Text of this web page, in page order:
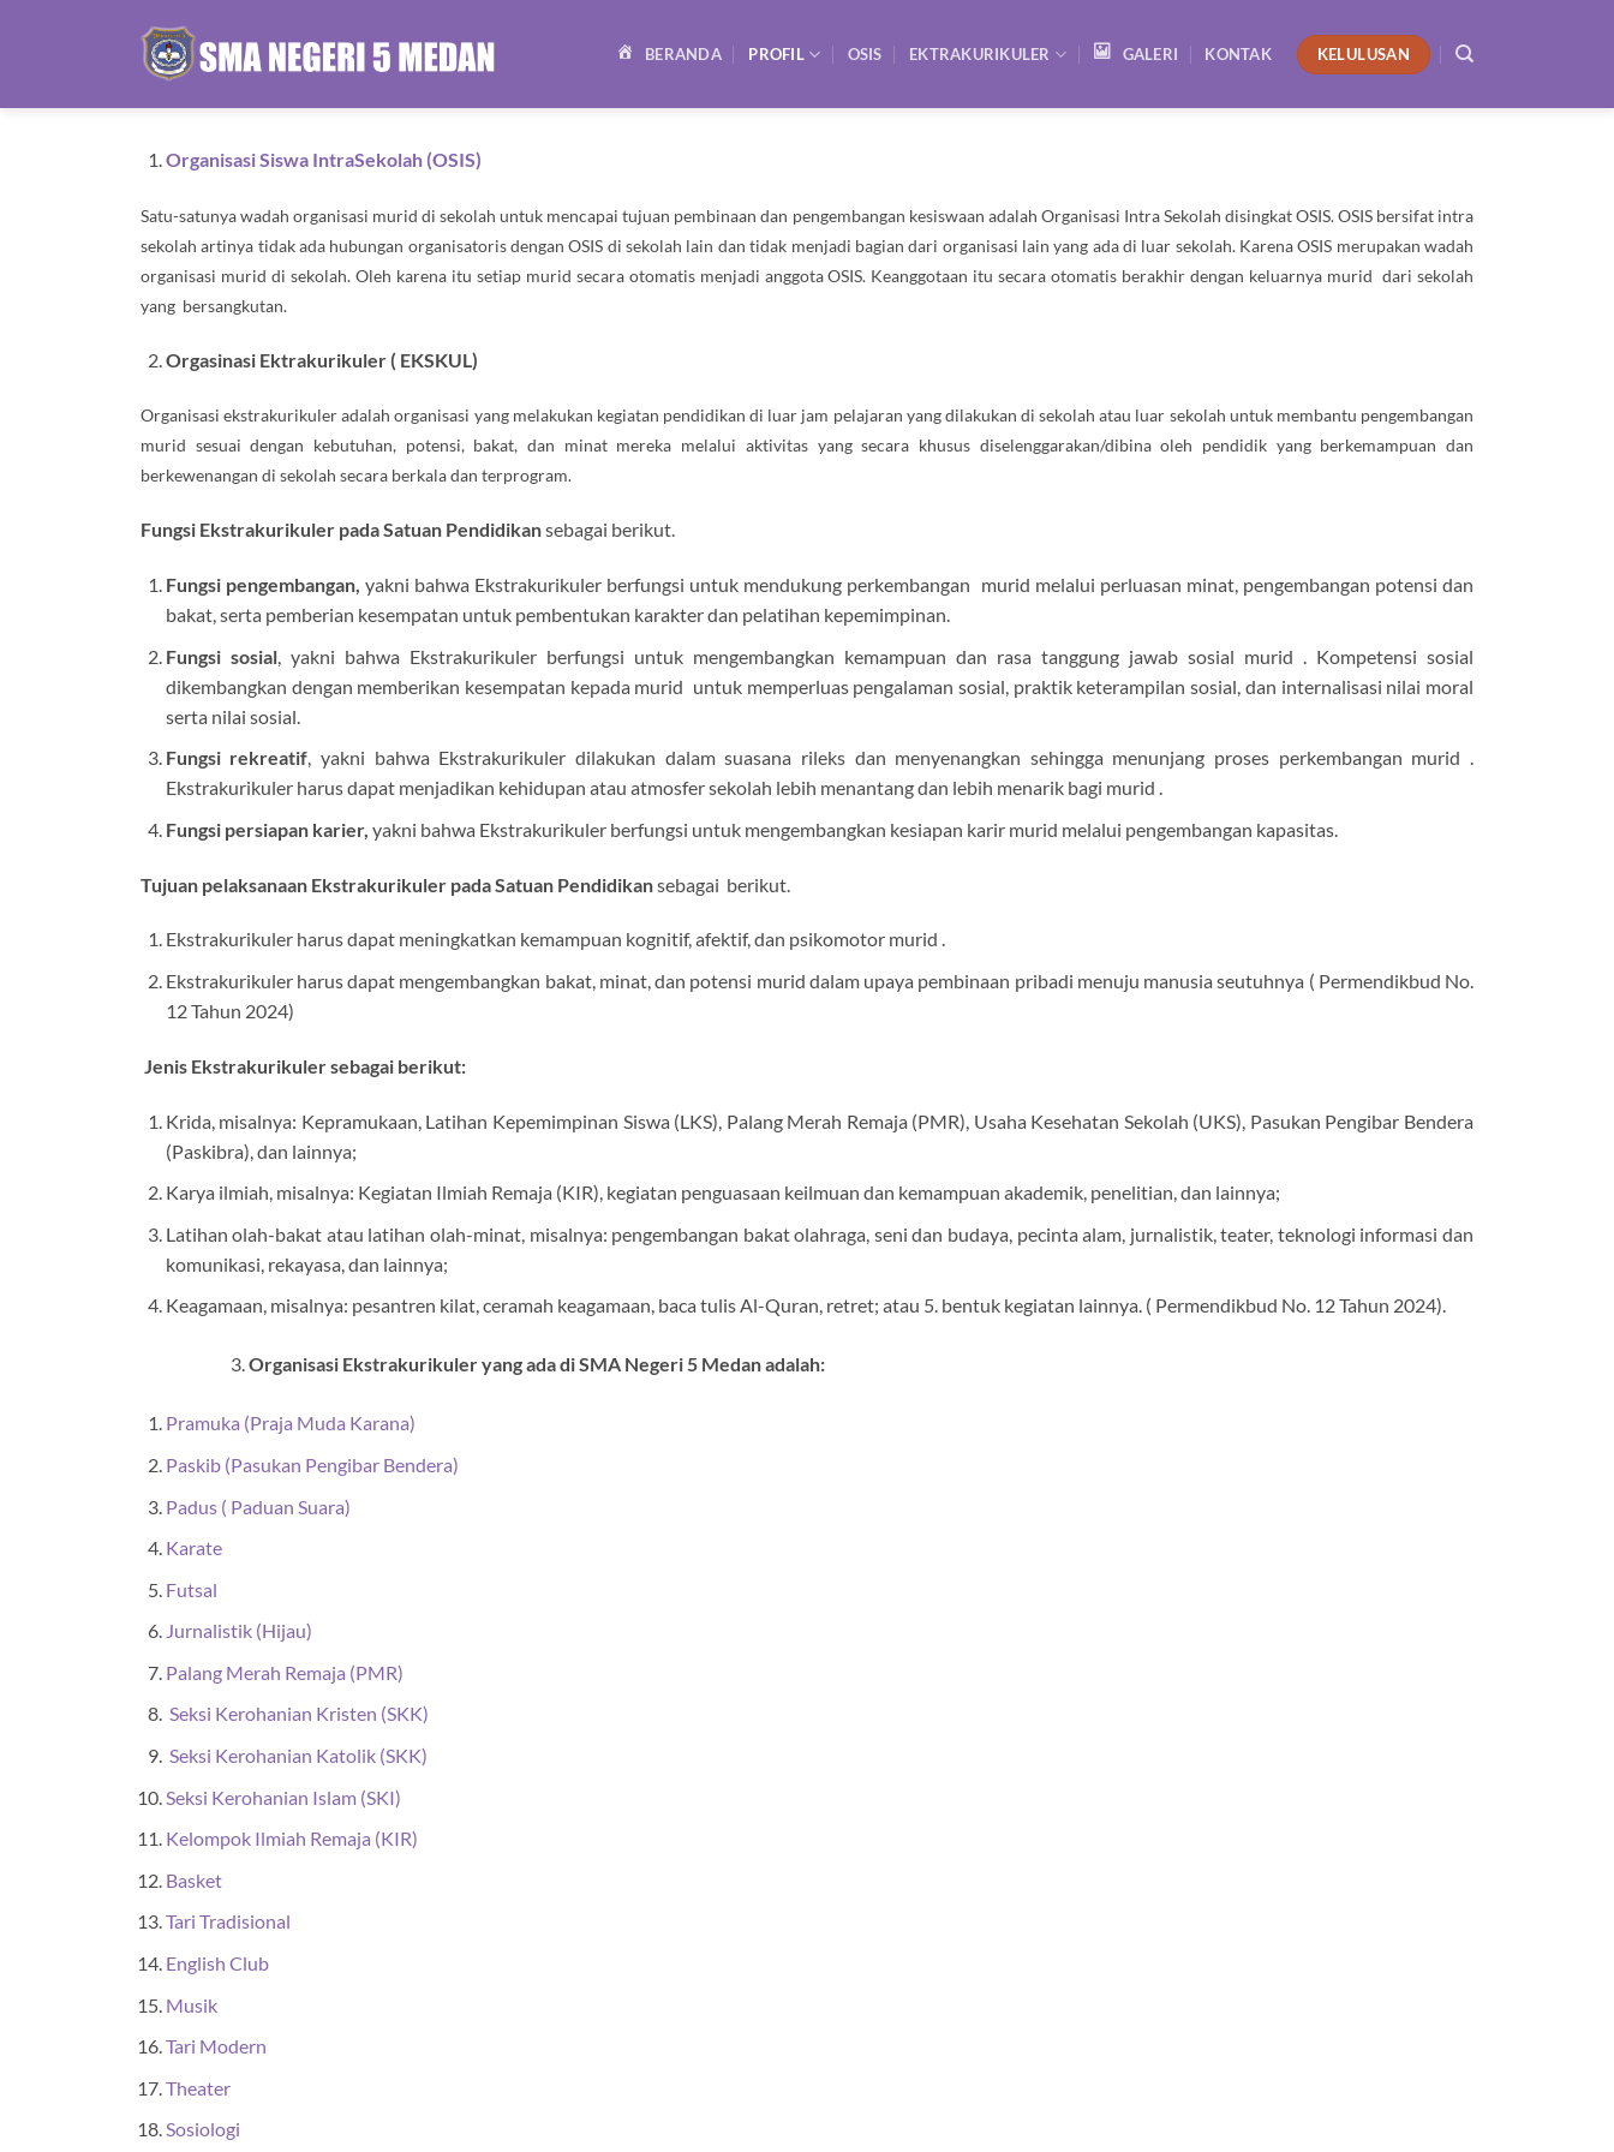
BERANDA PROFIL OSIS EKTRAKURIKULER GALERI KONTAK KELULUSAN
Organisasi Siswa IntraSekolah (OSIS)
Satu-satunya wadah organisasi murid di sekolah untuk mencapai tujuan pembinaan dan pengembangan kesiswaan adalah Organisasi Intra Sekolah disingkat OSIS. OSIS bersifat intra
sekolah artinya tidak ada hubungan organisatoris dengan OSIS di sekolah lain dan tidak menjadi bagian dari organisasi lain yang ada di luar sekolah. Karena OSIS merupakan wadah
organisasi murid di sekolah. Oleh karena itu setiap murid secara otomatis menjadi anggota OSIS. Keanggotaan itu secara otomatis berakhir dengan keluarnya murid dari sekolah
yang bersangkutan.
Orgasinasi Ektrakurikuler ( EKSKUL)
Organisasi ekstrakurikuler adalah organisasi yang melakukan kegiatan pendidikan di luar jam pelajaran yang dilakukan di sekolah atau luar sekolah untuk membantu pengembangan
murid sesuai dengan kebutuhan, potensi, bakat, dan minat mereka melalui aktivitas yang secara khusus diselenggarakan/dibina oleh pendidik yang berkemampuan dan
berkewenangan di sekolah secara berkala dan terprogram.
Fungsi Ekstrakurikuler pada Satuan Pendidikansebagai berikut.
Fungsi pengembangan, yakni bahwa Ekstrakurikuler berfungsi untuk mendukung perkembangan murid melalui perluasan minat, pengembangan potensi dan
bakat, serta pemberian kesempatan untuk pembentukan karakter dan pelatihan kepemimpinan.
Fungsi sosial, yakni bahwa Ekstrakurikuler berfungsi untuk mengembangkan kemampuan dan rasa tanggung jawab sosial murid . Kompetensi sosial
dikembangkan dengan memberikan kesempatan kepada murid untuk memperluas pengalaman sosial, praktik keterampilan sosial, dan internalisasi nilai moral
serta nilai sosial.
Fungsi rekreatif, yakni bahwa Ekstrakurikuler dilakukan dalam suasana rileks dan menyenangkan sehingga menunjang proses perkembangan murid .
Ekstrakurikuler harus dapat menjadikan kehidupan atau atmosfer sekolah lebih menantang dan lebih menarik bagi murid .
Fungsi persiapan karier, yakni bahwa Ekstrakurikuler berfungsi untuk mengembangkan kesiapan karir murid melalui pengembangan kapasitas.
Tujuan pelaksanaan Ekstrakurikuler pada Satuan Pendidikansebagai berikut.
Ekstrakurikuler harus dapat meningkatkan kemampuan kognitif, afektif, dan psikomotor murid .
Ekstrakurikuler harus dapat mengembangkan bakat, minat, dan potensi murid dalam upaya pembinaan pribadi menuju manusia seutuhnya ( Permendikbud No.
12 Tahun 2024)
Jenis Ekstrakurikuler sebagai berikut:
Krida, misalnya: Kepramukaan, Latihan Kepemimpinan Siswa (LKS), Palang Merah Remaja (PMR), Usaha Kesehatan Sekolah (UKS), Pasukan Pengibar Bendera
(Paskibra), dan lainnya;
Karya ilmiah, misalnya: Kegiatan Ilmiah Remaja (KIR), kegiatan penguasaan keilmuan dan kemampuan akademik, penelitian, dan lainnya;
Latihan olah-bakat atau latihan olah-minat, misalnya: pengembangan bakat olahraga, seni dan budaya, pecinta alam, jurnalistik, teater, teknologi informasi dan
komunikasi, rekayasa, dan lainnya;
Keagamaan, misalnya: pesantren kilat, ceramah keagamaan, baca tulis Al-Quran, retret; atau 5. bentuk kegiatan lainnya. ( Permendikbud No. 12 Tahun 2024).
Organisasi Ekstrakurikuler yang ada di SMA Negeri 5 Medan adalah:
Pramuka (Praja Muda Karana)
Paskib (Pasukan Pengibar Bendera)
Padus ( Paduan Suara)
Karate
Futsal
Jurnalistik (Hijau)
Palang Merah Remaja (PMR)
Seksi Kerohanian Kristen (SKK)
Seksi Kerohanian Katolik (SKK)
Seksi Kerohanian Islam (SKI)
Kelompok Ilmiah Remaja (KIR)
Basket
Tari Tradisional
English Club
Musik
Tari Modern
Theater
Sosiologi